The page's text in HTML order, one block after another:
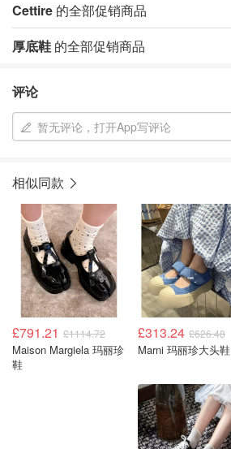
Cettire 的全部促销商品
厚底鞋 的全部促销商品
评论
暂无评论，打开App写评论
相似同款
£791.21 £1114.72
Maison Margiela 玛丽珍
鞋
£313.24 £626.48
Marni 玛丽珍大头鞋